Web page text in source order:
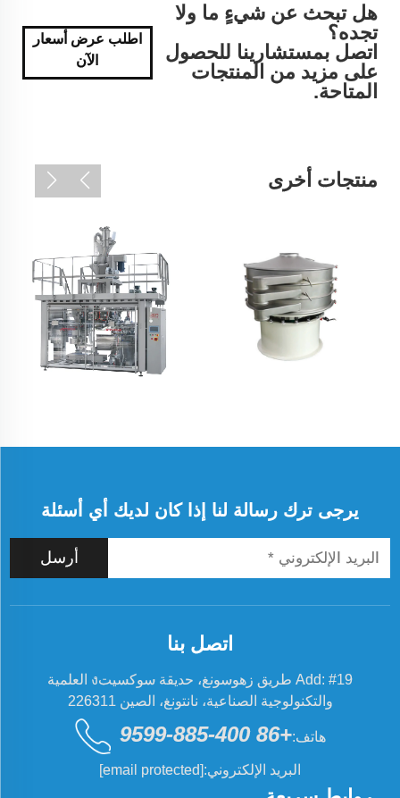
هل تبحث عن شيءٍ ما ولا
تجده؟
اتصل بمستشارينا للحصول
على مزيد من المنتجات
المتاحة.
اطلب عرض أسعار
الآن
منتجات أخرى
يرجى ترك رسالة لنا إذا كان لديك أي أسئلة
أرسل
اتصل بنا
Add: #19 طريق زهوسونغ، حديقة سوكسيتง العلمية
والتكنولوجية الصناعية، نانتونغ، الصين 226311
هاتف:+86 400-885-9599
البريد الإلكتروني:[email protected]